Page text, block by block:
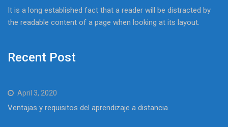
It is a long established fact that a reader will be distracted by
the readable content of a page when looking at its layout.
Recent Post
April 3, 2020
Ventajas y requisitos del aprendizaje a distancia.